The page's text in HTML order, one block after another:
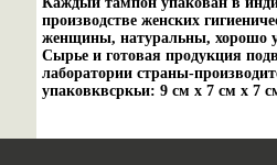
производстве женских
женщины, натуральны, хорошо
Сырье и готовая продукция
лаборатории страны-
упаковквсркьи: 9 см х 7 см х 7